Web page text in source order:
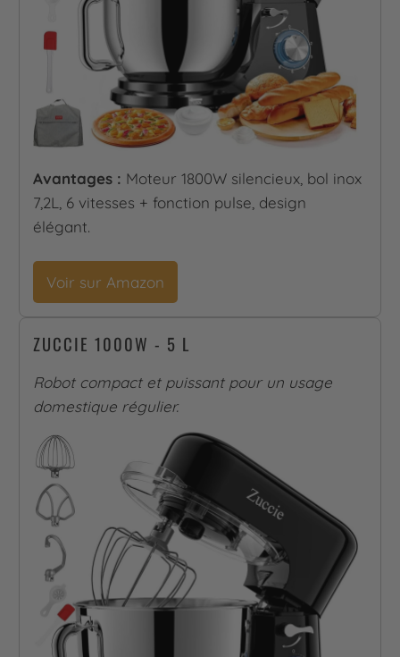
Avantages : Moteur 1800W silencieux, bol inox
7,2L, 6 vitesses + fonction pulse, design
élégant.
Voir sur Amazon
ZUCCIE 1000W - 5 L
Robot compact et puissant pour un usage
domestique régulier.